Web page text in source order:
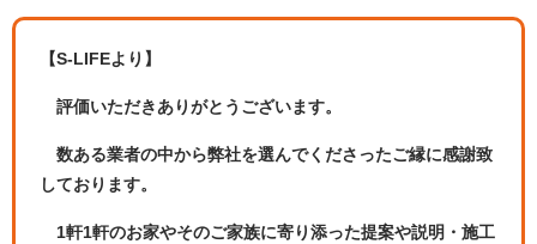
【S-LIFEより】
評価いただきありがとうございます。
数ある業者の中から弊社を選んでくださったご縁に感謝致
しております。
1軒1軒のお家やそのご家族に寄り添った提案や説明・施工